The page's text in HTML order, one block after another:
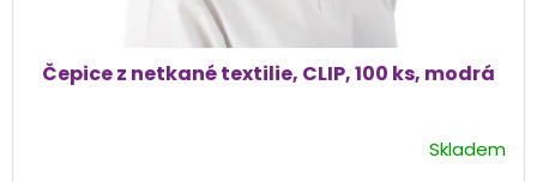
Čepice z netkané textilie, CLIP, 100 ks, modrá
Skladem